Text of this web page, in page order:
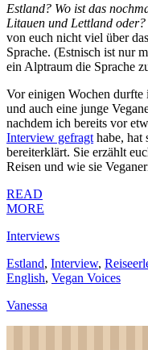
Estland? Wo ist das
Litauen und Lettland oder?
von euch nicht viel über
Sprache. (Estnisch ist nur
ein Alptraum die Sprache
Vor einigen Wochen durfte
und auch eine junge
nachdem ich bereits vor
Interview gefragt habe, hat
bereiterklärt. Sie erzählt
Reisen und wie sie
READ
MORE
Interviews
Estland, Interview,
English, Vegan Voices
Vanessa